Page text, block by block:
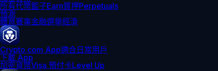
所有代幣籃子Earn質押Perpetuals
預測
體育賽事金融選舉經濟
Crypto.com App適合日常用戶
下載 App
加密貨幣Visa 預付卡Level Up